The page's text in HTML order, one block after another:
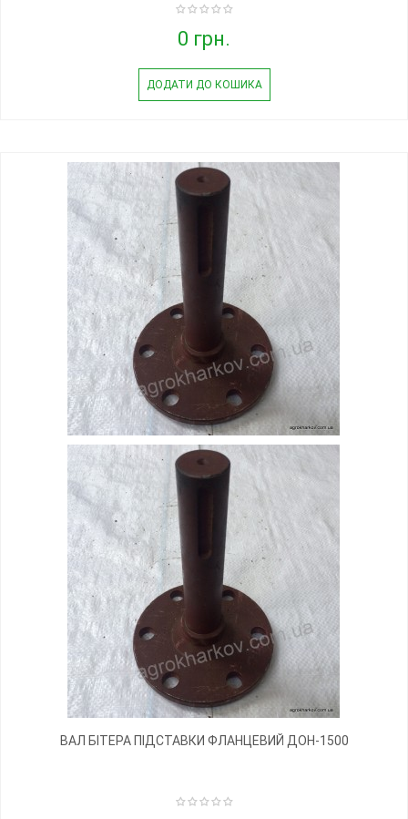
0 грн.
ДОДАТИ ДО КОШИКА
ВАЛ БІТЕРА ПІДСТАВКИ ФЛАНЦЕВИЙ ДОН-1500